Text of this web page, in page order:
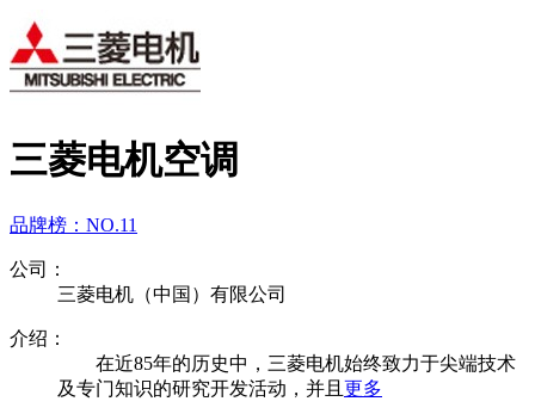
三菱电机空调
品牌榜： NO.11
公司：
三菱电机（中国）有限公司
介绍：
在近85年的历史中，三菱电机始终致力于尖端技术
及专门知识的研究开发活动，并且 更多